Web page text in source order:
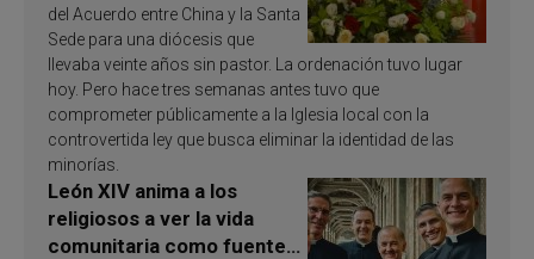
del Acuerdo entre China y la Santa
Sede para una diócesis que
llevaba veinte años sin pastor. La ordenación tuvo lugar
hoy. Pero hace tres semanas antes tuvo que
comprometer públicamente a la Iglesia local con la
controvertida ley que busca eliminar la identidad de las
minorías.
León XIV anima a los
religiosos a ver la vida
comunitaria como fuente